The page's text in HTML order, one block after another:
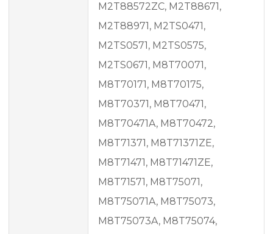
M2T88572ZC, M2T88671,
M2T88971, M2TS0471,
M2TS0571, M2TS0575,
M2TS0671, M8T70071,
M8T70171, M8T70175,
M8T70371, M8T70471,
M8T70471A, M8T70472,
M8T71371, M8T71371ZE,
M8T71471, M8T71471ZE,
M8T71571, M8T75071,
M8T75071A, M8T75073,
M8T75073A, M8T75074,